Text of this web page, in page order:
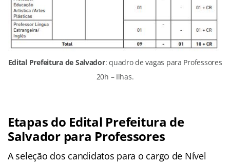
Edital Prefeitura de Salvador: quadro de vagas para Professores
20h – Ilhas.
Etapas do Edital Prefeitura de
Salvador para Professores
A seleção dos candidatos para o cargo de Nível